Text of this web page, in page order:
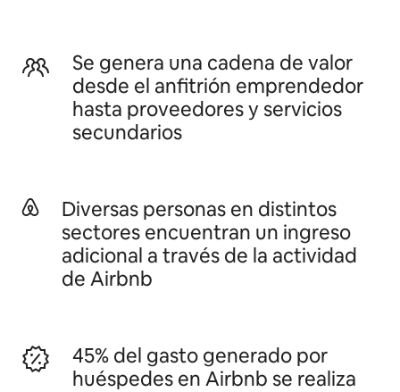
Se genera una cadena de valor
desde el anfitrión emprendedor
hasta proveedores y servicios
secundarios
Diversas personas en distintos
sectores encuentran un ingreso
adicional a través de la actividad
de Airbnb
45% del gasto generado por
huéspedes en Airbnb se realiza